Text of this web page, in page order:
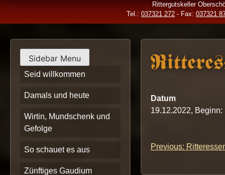
Rittergutskeller
Tel.: 037321 272 - Fax: 037321
Datum
19.12.2022, Beginn:
Beitrags-
Previous:
Sidebar Menu
Seid willkommen
Damals und heute
Wirtin, Mundschenk und
Gefolge
So schauet es aus
Zünftiges Gaudium